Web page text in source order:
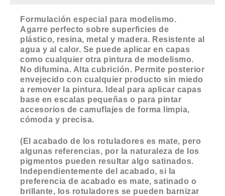
Formulación especial para modelismo.
Agarre perfecto sobre superficies de
plástico, resina, metal y madera. Resistente al
agua y al calor. Se puede aplicar en capas
como cualquier otra pintura de modelismo.
No difumina. Alta cubrición. Permite posterior
envejecido con cualquier producto sin miedo
a remover la pintura. Ideal para aplicar capas
base en escalas pequeñas o para pintar
accesorios de camuflajes de forma limpia,
cómoda y precisa.
(El acabado de los rotuladores es mate, pero
algunas referencias, por la naturaleza de los
pigmentos pueden resultar algo satinados.
Independientemente del acabado, si la
preferencia de acabado es mate, satinado o
brillante, los rotuladores se pueden barnizar